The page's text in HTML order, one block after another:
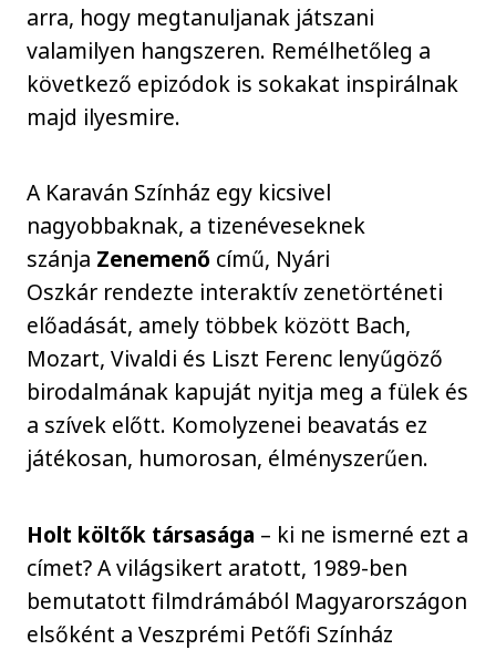
arra, hogy megtanuljanak játszani
valamilyen hangszeren. Remélhetőleg a
következő epizódok is sokakat inspirálnak
majd ilyesmire.
A Karaván Színház egy kicsivel
nagyobbaknak, a tizenéveseknek
szánja Zenemenő című, Nyári
Oszkár rendezte interaktív zenetörténeti
előadását, amely többek között Bach,
Mozart, Vivaldi és Liszt Ferenc lenyűgöző
birodalmának kapuját nyitja meg a fülek és
a szívek előtt. Komolyzenei beavatás ez
játékosan, humorosan, élményszerűen.
Holt költők társasága – ki ne ismerné ezt a
címet? A világsikert aratott, 1989-ben
bemutatott filmdrámából Magyarországon
elsőként a Veszprémi Petőfi Színház